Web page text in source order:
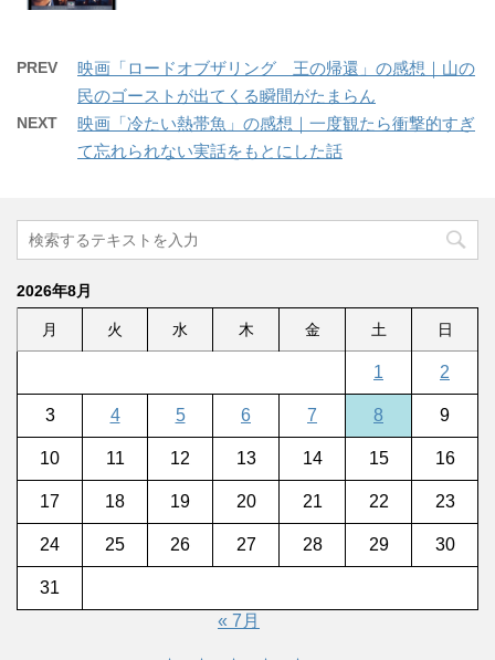
PREV
映画「ロードオブザリング 王の帰還」の感想｜山の
民のゴーストが出てくる瞬間がたまらん
NEXT
映画「冷たい熱帯魚」の感想｜一度観たら衝撃的すぎ
て忘れられない実話をもとにした話
2026年8月
月 火 水 木 金 土 日
1 2
3 4 5 6 7 8 9
10 11 12 13 14 15 16
17 18 19 20 21 22 23
24 25 26 27 28 29 30
31
« 7月